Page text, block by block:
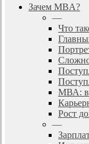
search
Menu
Зачем MBA?
—
Что
МВА:
Рост
—